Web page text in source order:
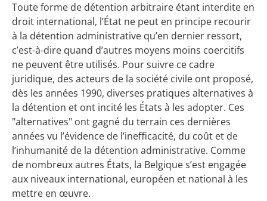
Toute forme de détention arbitraire étant interdite en
droit international, l’État ne peut en principe recourir
à la détention administrative qu’en dernier ressort,
c’est-à-dire quand d’autres moyens moins coercitifs
ne peuvent être utilisés. Pour suivre ce cadre
juridique, des acteurs de la société civile ont proposé,
dès les années 1990, diverses pratiques alternatives à
la détention et ont incité les États à les adopter. Ces
"alternatives" ont gagné du terrain ces dernières
années vu l’évidence de l’inefficacité, du coût et de
l’inhumanité de la détention administrative. Comme
de nombreux autres États, la Belgique s’est engagée
aux niveaux international, européen et national à les
mettre en œuvre.